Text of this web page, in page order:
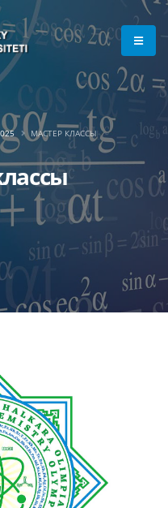
МАСТЕР КЛАССЫ